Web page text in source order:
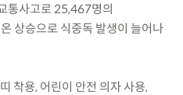
통사고로 25,467명의
상승으로 식중독 발생이 늘어나
착용, 어린이 안전 의자 사용,